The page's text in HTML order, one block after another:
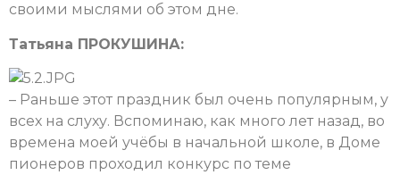
своими мыслями об этом дне.
Татьяна ПРОКУШИНА:
– Раньше этот праздник был очень популярным, у
всех на слуху. Вспоминаю, как много лет назад, во
времена моей учёбы в начальной школе, в Доме
пионеров проходил конкурс по теме